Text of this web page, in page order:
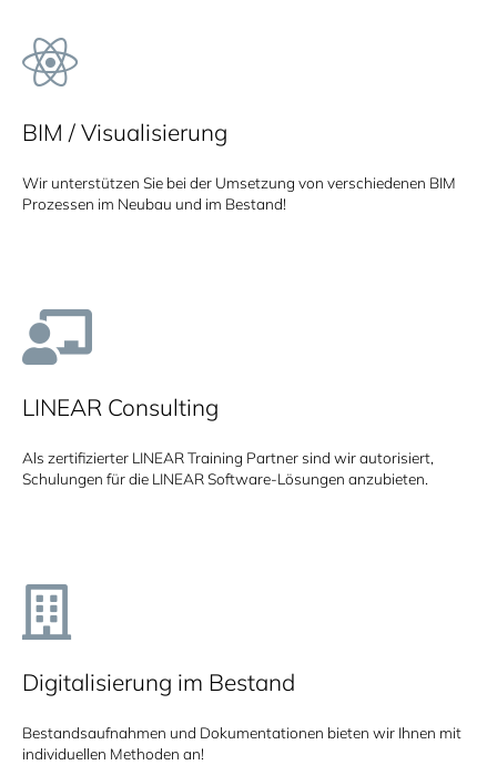
BIM / Visualisierung
Wir unterstützen Sie bei der Umsetzung von verschiedenen BIM
Prozessen im Neubau und im Bestand!
LINEAR Consulting
Als zertifizierter LINEAR Training Partner sind wir autorisiert,
Schulungen für die LINEAR Software-Lösungen anzubieten.
Digitalisierung im Bestand
Bestandsaufnahmen und Dokumentationen bieten wir Ihnen mit
individuellen Methoden an!